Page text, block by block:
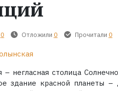
0 Отложили 0 Прочитали 0
– негласная столица
здание красной планеты